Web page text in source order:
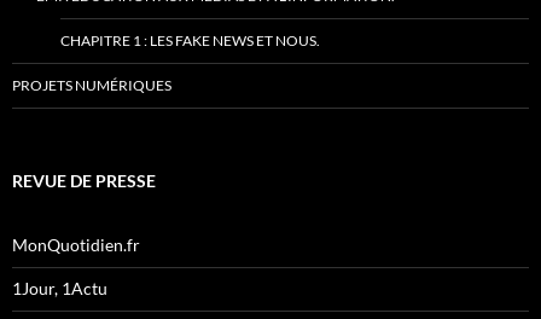
CHAPITRE 1 : LES FAKE NEWS ET NOUS.
PROJETS NUMÉRIQUES
REVUE DE PRESSE
MonQuotidien.fr
1Jour, 1Actu